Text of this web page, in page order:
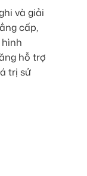
và giải
cấp,
hỗ trợ
trị sử